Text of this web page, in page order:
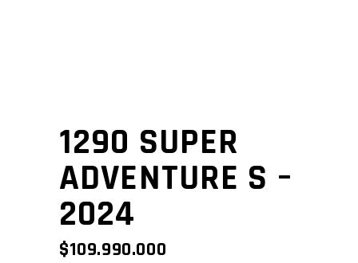
1290 SUPER
ADVENTURE S –
2024
$109.990.000